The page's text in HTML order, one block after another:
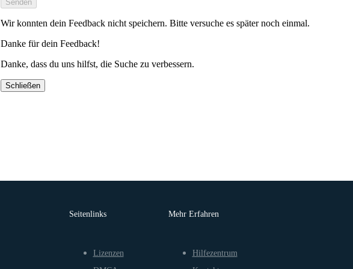
Senden
Wir konnten dein Feedback nicht speichern. Bitte versuche es später noch einmal.
Danke für dein Feedback!
Danke, dass du uns hilfst, die Suche zu verbessern.
Schließen
Seitenlinks
Lizenzen
Mehr Erfahren
Hilfezentrum